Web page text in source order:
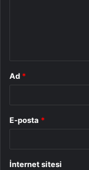
Ad *
E-posta *
İnternet sitesi